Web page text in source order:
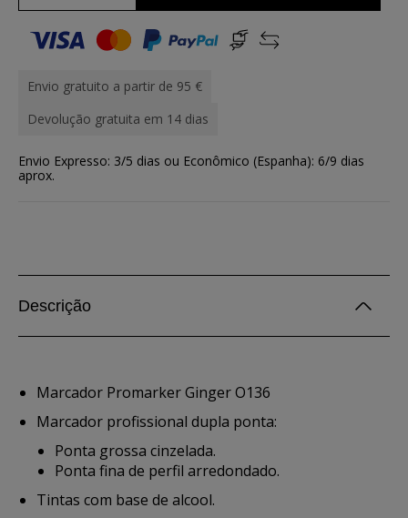
Envio gratuito a partir de 95 €
Devolução gratuita em 14 dias
Envio Expresso: 3/5 dias ou Econômico (Espanha): 6/9 dias
aprox.
Descrição
Marcador Promarker Ginger O136
Marcador profissional dupla ponta:
Ponta grossa cinzelada.
Ponta fina de perfil arredondado.
Tintas com base de alcool.